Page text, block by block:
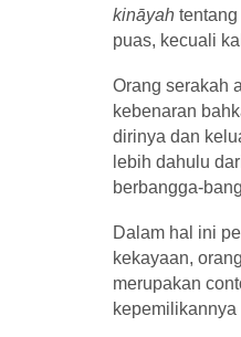
kināyah
puas, kecuali
Orang serakah
kebenaran
dirinya dan
lebih dahulu
berbangga-
Dalam hal ini
kekayaan,
merupakan